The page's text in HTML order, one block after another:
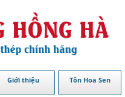
Giới thiệu Tôn Hoa Sen